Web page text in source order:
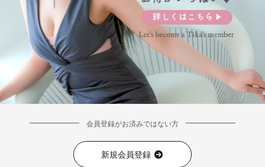
会員登録がお済みではない方
新規会員登録